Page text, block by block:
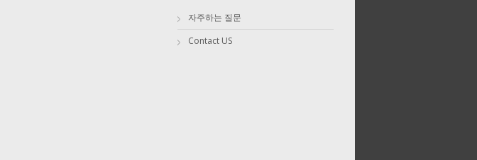
자주하는 질문
Contact US